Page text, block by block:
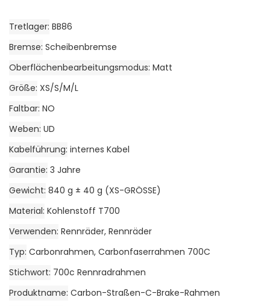
Tretlager BB86
Bremse Scheibenbremse
Oberflächenbearbeitungsmodus Matt
Größe XS/S/M/L
Faltbar NO
Weben UD
Kabelführung internes Kabel
Garantie 3 Jahre
Gewicht 840 g ± 40 g (XS-GRÖSSE)
Material Kohlenstoff T700
Verwenden Rennräder, Rennräder
Typ Carbonrahmen, Carbonfaserrahmen 700C
Stichwort 700c Rennradrahmen
Produktname Carbon-Straßen-C-Brake-Rahmen